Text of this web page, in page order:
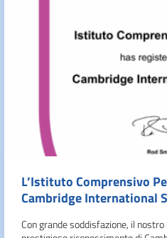
L’Istituto Comprensivo
Cambridge International
Con grande soddisfazione, il